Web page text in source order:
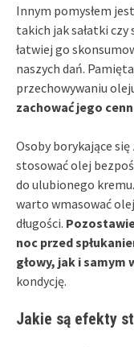
Innym pomysłem
takich jak sałatki
łatwiej go
naszych dań.
przechowywaniu
zachować jego
Osoby borykające
stosować olej
do ulubionego
warto wmasować olej
długości.
noc przed
głowy, jak i samym
kondycję.
Jakie są efekty